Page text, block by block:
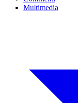
Multimedia